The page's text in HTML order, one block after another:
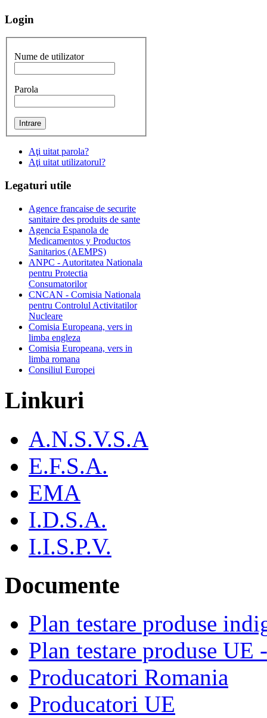
Login
Nume de utilizator
Parola
Aţi uitat parola?
Aţi uitat utilizatorul?
Legaturi utile
Agence francaise de securite
sanitaire des produits de sante
Agencia Espanola de
Medicamentos y Productos
Sanitarios (AEMPS)
ANPC - Autoritatea Nationala
pentru Protectia
Consumatorilor
CNCAN - Comisia Nationala
pentru Controlul Activitatilor
Nucleare
Comisia Europeana, vers in
limba engleza
Comisia Europeana, vers in
limba romana
Consiliul Europei
Linkuri
A.N.S.V.S.A
E.F.S.A.
EMA
I.D.S.A.
I.I.S.P.V.
Documente
Plan testare produse
Plan testare produse UE
Producatori Romania
Producatori UE